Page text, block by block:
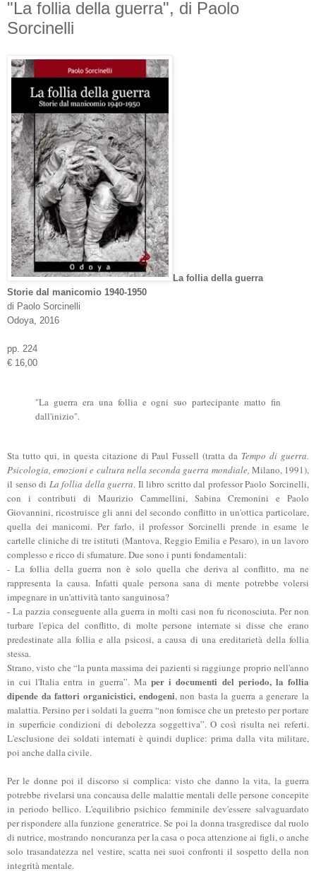
"La follia della guerra", di Paolo
Sorcinelli
La follia della guerra
Storie dal manicomio 1940-1950
di Paolo Sorcinelli
Odoya, 2016
pp. 224
€ 16,00
"La guerra era una follia e ogni suo partecipante matto fin
dall'inizio".
Sta tutto qui, in questa citazione di Paul Fussell (tratta da Tempo di guerra.
Psicologia, emozioni e cultura nella seconda guerra mondiale, Milano, 1991),
il senso di La follia della guerra. Il libro scritto dal professor Paolo Sorcinelli,
con i contributi di Maurizio Cammellini, Sabina Cremonini e Paolo
Giovannini, ricostruisce gli anni del secondo conflitto in un'ottica particolare,
quella dei manicomi. Per farlo, il professor Sorcinelli prende in esame le
cartelle cliniche di tre istituti (Mantova, Reggio Emilia e Pesaro), in un lavoro
complesso e ricco di sfumature. Due sono i punti fondamentali:
- La follia della guerra non è solo quella che deriva al conflitto, ma ne
rappresenta la causa. Infatti quale persona sana di mente potrebbe volersi
impegnare in un'attività tanto sanguinosa?
- La pazzia conseguente alla guerra in molti casi non fu riconosciuta. Per non
turbare l'epica del conflitto, di molte persone internate si disse che erano
predestinate alla follia e alla psicosi, a causa di una ereditarietà della follia
stessa.
Strano, visto che “la punta massima dei pazienti si raggiunge proprio nell'anno
in cui l'Italia entra in guerra”. Maper i documenti del periodo, la follia
dipende da fattori organicistici, endogeni, non basta la guerra a generare la
malattia. Persino per i soldati la guerra “non fornisce che un pretesto per portare
in superficie condizioni di debolezza soggettiva”. O così risulta nei referti.
L'esclusione dei soldati internati è quindi duplice: prima dalla vita militare,
poi anche dalla civile.
Per le donne poi il discorso si complica: visto che danno la vita, la guerra
potrebbe rivelarsi una concausa delle malattie mentali delle persone concepite
in periodo bellico. L'equilibrio psichico femminile dev'essere salvaguardato
per rispondere alla funzione generatrice. Se poi la donna trasgredisce dal ruolo
di nutrice, mostrando noncuranza per la casa o poca attenzione ai figli, o anche
solo trasandatezza nel vestire, scatta nei suoi confronti il sospetto della non
integrità mentale.